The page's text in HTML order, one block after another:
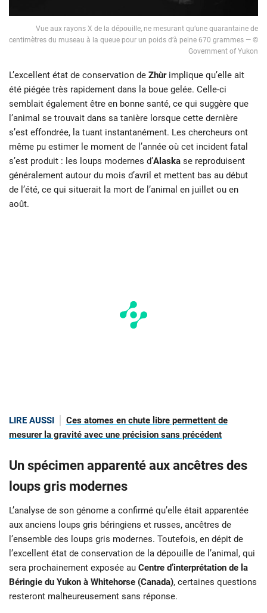
Vue aux rayons X de la dépouille, ne mesurant qu’une quarantaine de
centimètres du museau à la queue pour un poids d’à peine 670 grammes — ©
Government of Yukon
L’excellent état de conservation de Zhùr implique qu’elle ait
été piégée très rapidement dans la boue gelée. Celle-ci
semblait également être en bonne santé, ce qui suggère que
l’animal se trouvait dans sa tanière lorsque cette dernière
s’est effondrée, la tuant instantanément. Les chercheurs ont
même pu estimer le moment de l’année où cet incident fatal
s’est produit : les loups modernes d’Alaska se reproduisent
généralement autour du mois d’avril et mettent bas au début
de l’été, ce qui situerait la mort de l’animal en juillet ou en
août.
LIRE AUSSI
Ces atomes en chute libre permettent de
mesurer la gravité avec une précision sans précédent
Un spécimen apparenté aux ancêtres des
loups gris modernes
L’analyse de son génome a confirmé qu’elle était apparentée
aux anciens loups gris béringiens et russes, ancêtres de
l’ensemble des loups gris modernes. Toutefois, en dépit de
l’excellent état de conservation de la dépouille de l’animal, qui
sera prochainement exposée au Centre d’interprétation de la
Béringie du Yukon à Whitehorse (Canada), certaines questions
resteront malheureusement sans réponse.